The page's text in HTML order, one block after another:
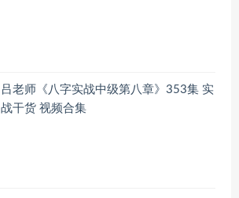
吕老师《八字实战中级第八章》353集 实
战干货 视频合集